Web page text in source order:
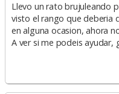
Llevo un rato brujuleando
visto el rango que deberia
en alguna ocasion, ahora
A ver si me podeis ayudar,